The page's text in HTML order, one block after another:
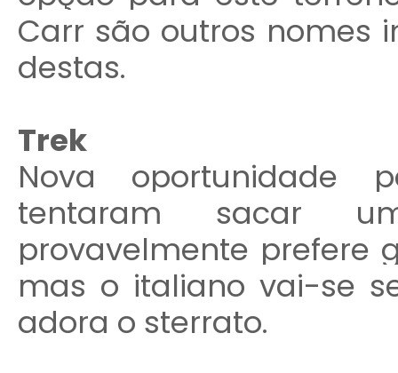
Carr são outros nomes
destas.
Trek
Nova oportunidade
tentaram sacar
provavelmente prefere
mas o italiano vai-se
adora o sterrato.